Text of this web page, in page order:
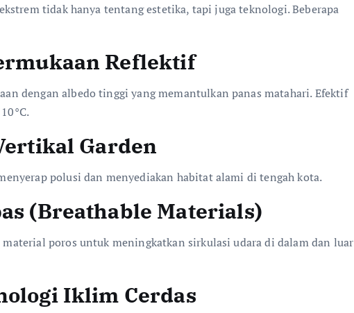
tidak hanya tentang estetika, tapi juga teknologi. Beberapa
Reflektif
dengan albedo tinggi yang memantulkan panas matahari. Efektif
Garden
polusi dan menyediakan habitat alami di tengah kota.
(Breathable Materials)
poros untuk meningkatkan sirkulasi udara di dalam dan luar
Iklim Cerdas